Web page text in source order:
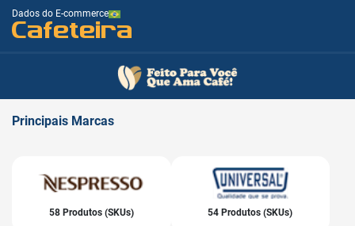
Dados do E-commerce
Cafeteira
Principais Marcas
58 Produtos (SKUs) 54 Produtos (SKUs)